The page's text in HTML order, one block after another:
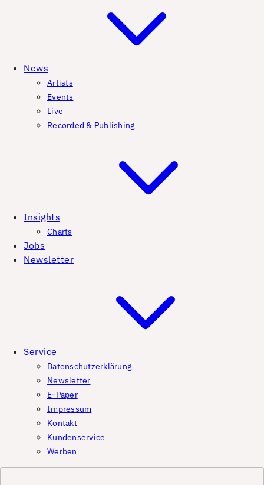
News
Artists
Events
Live
Recorded & Publishing
Insights
Charts
Jobs
Newsletter
Service
Datenschutzerklärung
Newsletter
E-Paper
Impressum
Kontakt
Kundenservice
Werben